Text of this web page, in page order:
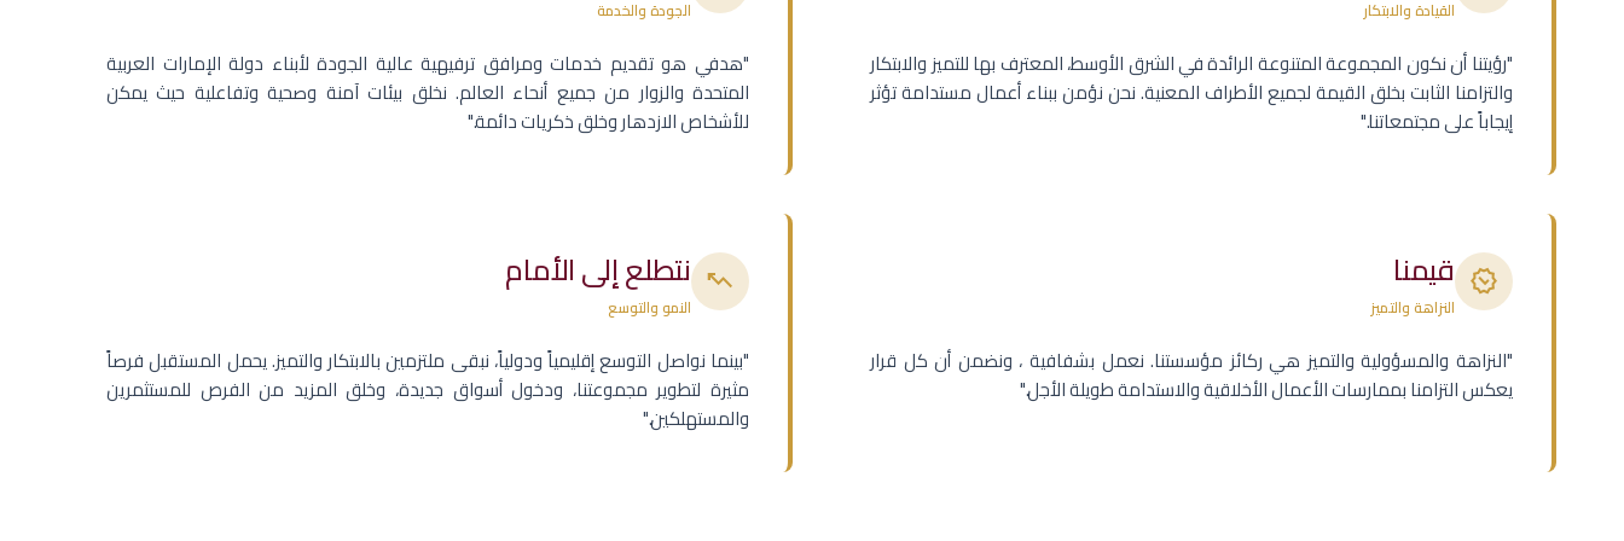
القيادة والابتكار
"رؤيتنا أن نكون المجموعة المتنوعة الرائدة في الشرق الأوسط، المعترف بها للتميز والابتكار
والتزامنا الثابت بخلق القيمة لجميع الأطراف المعنية. نحن نؤمن ببناء أعمال مستدامة تؤثر
إيجاباً على مجتمعاتنا."
الجودة والخدمة
"هدفي هو تقديم خدمات ومرافق ترفيهية عالية الجودة لأبناء دولة الإمارات العربية
المتحدة والزوار من جميع أنحاء العالم. نخلق بيئات آمنة وصحية وتفاعلية حيث يمكن
للأشخاص الازدهار وخلق ذكريات دائمة."
verified قيمنا
النزاهة والتميز
"النزاهة والمسؤولية والتميز هي ركائز مؤسستنا. نعمل بشفافية ، ونضمن أن كل قرار
يعكس التزامنا بممارسات الأعمال الأخلاقية والاستدامة طويلة الأجل."
trending_up نتطلع إلى الأمام
النمو والتوسع
"بينما نواصل التوسع إقليمياً ودولياً، نبقى ملتزمين بالابتكار والتميز. يحمل المستقبل فرصاً
مثيرة لتطوير مجموعتنا، ودخول أسواق جديدة، وخلق المزيد من الفرص للمستثمرين
والمستهلكين."